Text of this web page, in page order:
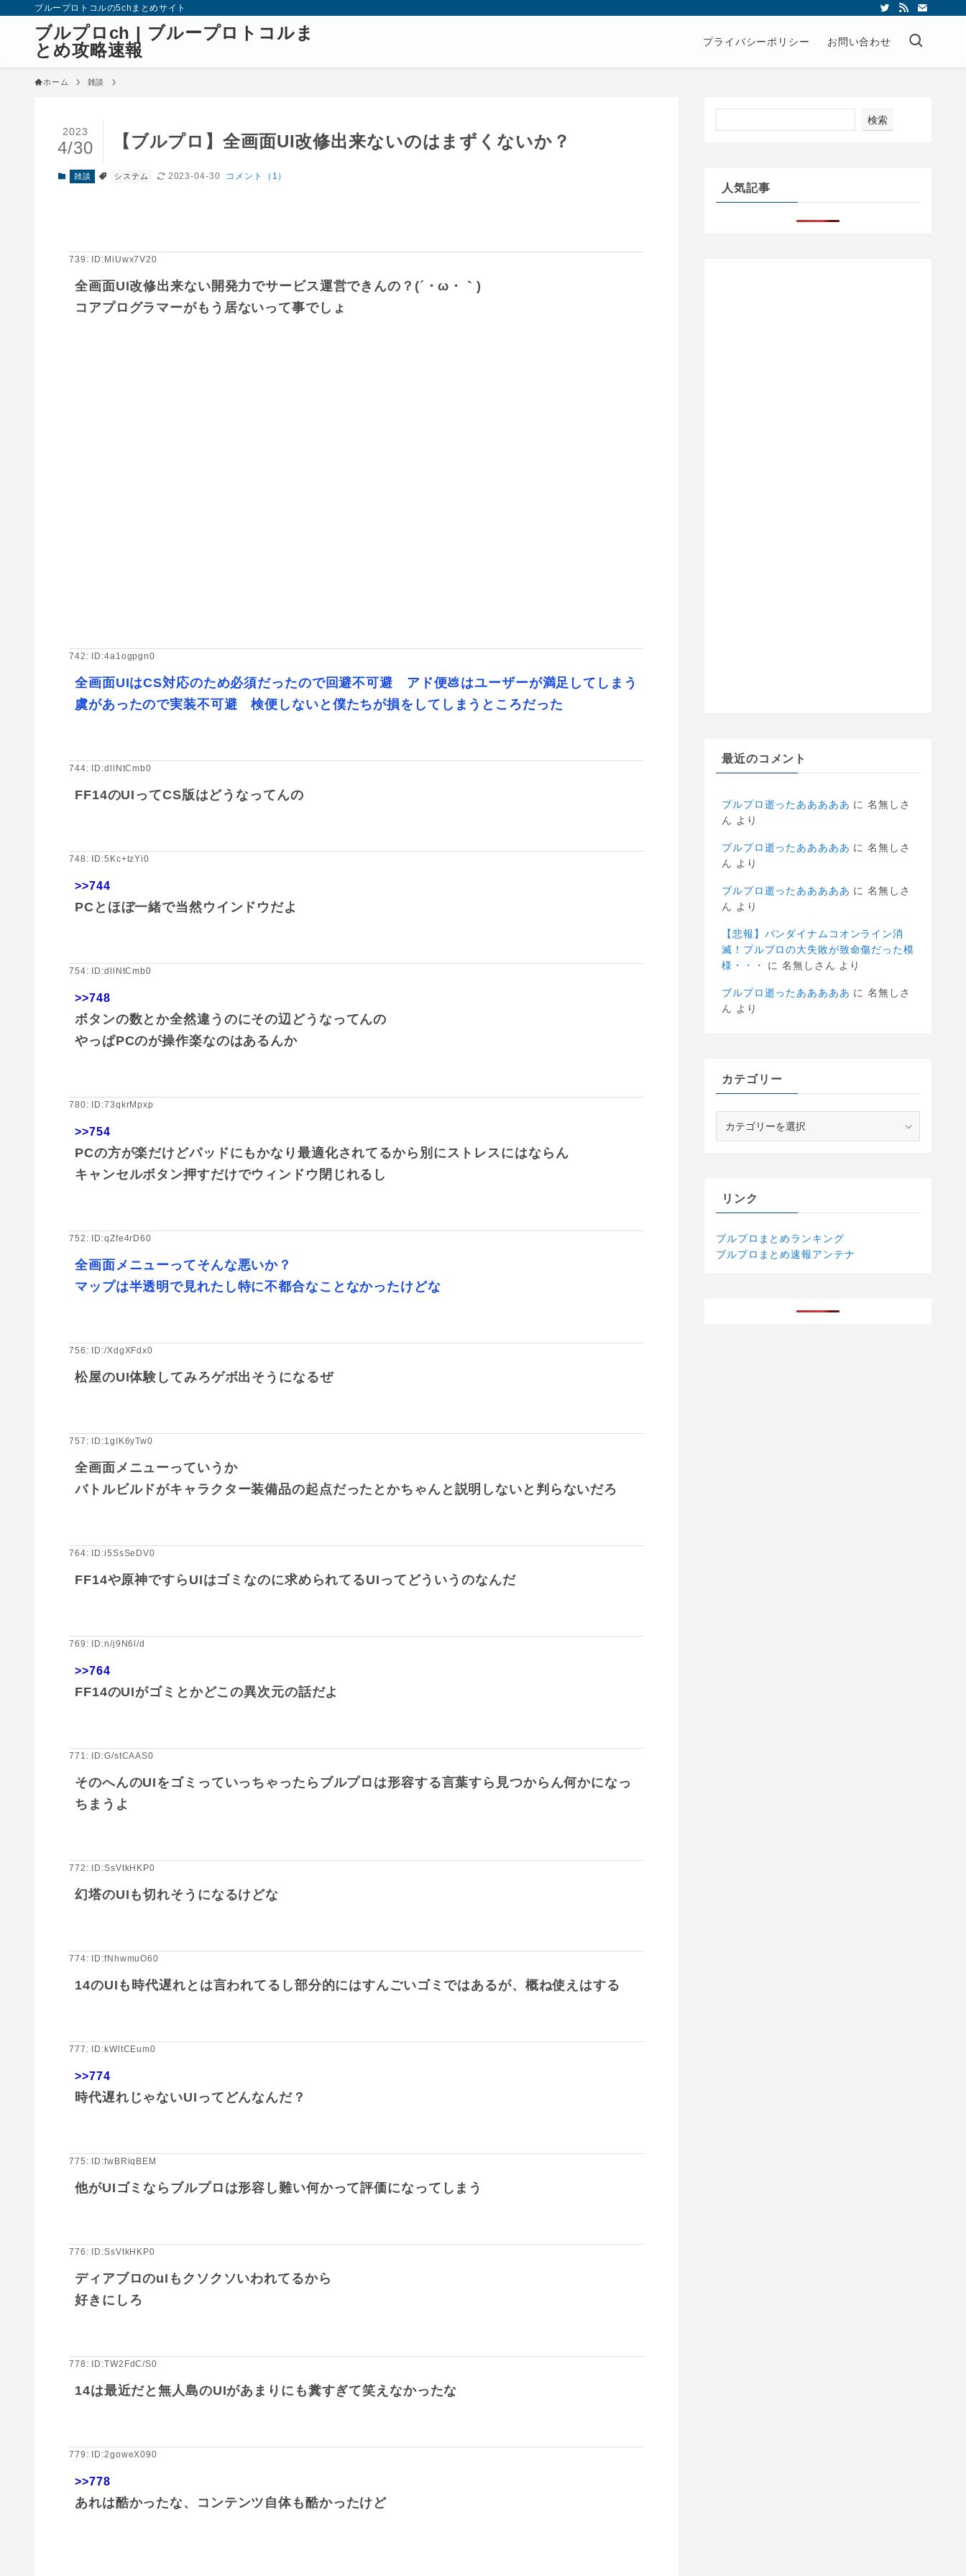
ブループロトコルの5chまとめサイト
ブルプロch | ブループロトコルま
とめ攻略速報
プライバシーポリシー お問い合わせ
ホーム 雑談
【ブルプロ】全画面UI改修出来ないのはまずくないか？
2023
4/30
雑談 システム 2023-04-30 コメント（1）
739: ID:MiUwx7V20
全画面UI改修出来ない開発力でサービス運営できんの？(´・ω・｀)
コアプログラマーがもう居ないって事でしょ
742: ID:4a1ogpgn0
全画面UIはCS対応のため必須だったので回避不可避 アド便💩はユーザーが満足してしまう
虞があったので実装不可避 検便しないと僕たちが損をしてしまうところだった
744: ID:dllNtCmb0
FF14のUIってCS版はどうなってんの
748: ID:5Kc+tzYi0
>>744
PCとほぼ一緒で当然ウインドウだよ
754: ID:dllNtCmb0
>>748
ボタンの数とか全然違うのにその辺どうなってんの
やっぱPCのが操作楽なのはあるんか
780: ID:73qkrMpxp
>>754
PCの方が楽だけどパッドにもかなり最適化されてるから別にストレスにはならん
キャンセルボタン押すだけでウィンドウ閉じれるし
752: ID:qZfe4rD60
全画面メニューってそんな悪いか？
マップは半透明で見れたし特に不都合なことなかったけどな
756: ID:/XdgXFdx0
松屋のUI体験してみろゲボ出そうになるぜ
757: ID:1gIK6yTw0
全画面メニューっていうか
バトルビルドがキャラクター装備品の起点だったとかちゃんと説明しないと判らないだろ
764: ID:i5SsSeDV0
FF14や原神ですらUIはゴミなのに求められてるUIってどういうのなんだ
769: ID:n/j9N6l/d
>>764
FF14のUIがゴミとかどこの異次元の話だよ
771: ID:G/stCAAS0
そのへんのUIをゴミっていっちゃったらブルプロは形容する言葉すら見つからん何かになっ
ちまうよ
772: ID:SsVtkHKP0
幻塔のUIも切れそうになるけどな
774: ID:fNhwmuO60
14のUIも時代遅れとは言われてるし部分的にはすんごいゴミではあるが、概ね使えはする
777: ID:kWltCEum0
>>774
時代遅れじゃないUIってどんなんだ？
775: ID:fwBRiqBEM
他がUIゴミならブルプロは形容し難い何かって評価になってしまう
776: ID:SsVtkHKP0
ディアブロのuIもクソクソいわれてるから
好きにしろ
778: ID:TW2FdC/S0
14は最近だと無人島のUIがあまりにも糞すぎて笑えなかったな
779: ID:2goweX090
>>778
あれは酷かったな、コンテンツ自体も酷かったけど
検索
人気記事
最近のコメント
ブルプロ逝ったあああああ に名無しさ
ん より
ブルプロ逝ったあああああ に名無しさ
ん より
ブルプロ逝ったあああああ に名無しさ
ん より
【悲報】バンダイナムコオンライン消
滅！プルプロの大失敗が致命傷だった模
様・・・
に名無しさん より
ブルプロ逝ったあああああ に名無しさ
ん より
カテゴリー
リンク
ブルプロまとめランキング
ブルプロまとめ速報アンテナ